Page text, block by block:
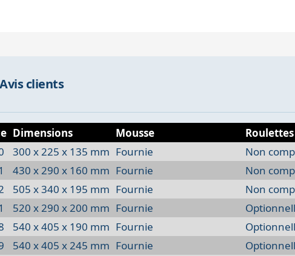
Avis clients
Dimensions Mousse
Roulettes
300 x 225 x 135 mm Fournie
Non
430 x 290 x 160 mm Fournie
Non
505 x 340 x 195 mm Fournie
Non
520 x 290 x 200 mm Fournie
540 x 405 x 190 mm Fournie
540 x 405 x 245 mm Fournie